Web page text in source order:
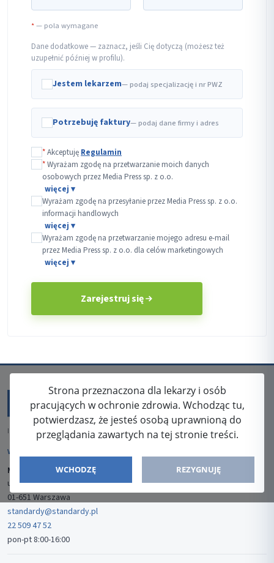
*— pola wymagane
Dane dodatkowe — zaznacz, jeśli Cię dotyczą (możesz też
uzupełnić później w profilu).
Jestem lekarzem— podaj specjalizację i nr PWZ
Potrzebuję faktury— podaj dane firmy i adres
*Akceptuję Regulamin
*Wyrażam zgodę na przetwarzanie moich danych
osobowych przez Media Press sp. z o.o.
Wyrażam zgodę na przesyłanie przez Media Press sp. z o.o.
informacji handlowych
Wyrażam zgodę na przetwarzanie mojego adresu e-mail
przez Media Press sp. z o.o. dla celów marketingowych
Zarejestruj się
Strona przeznaczona dla lekarzy i osób
pracujących w ochronie zdrowia. Wchodząc tu,
potwierdzasz, że jesteś osobą uprawnioną do
przeglądania zawartych na tej stronie treści.
WCHODZĘ REZYGNUJĘ
ISSN: 2080-5438
WYDAWCA
Media-Press Sp. z o.o.
ul. Gwiaździsta 7B/8
01-651 Warszawa
standardy@standardy.pl
22 509 47 52
pon-pt 8:00-16:00